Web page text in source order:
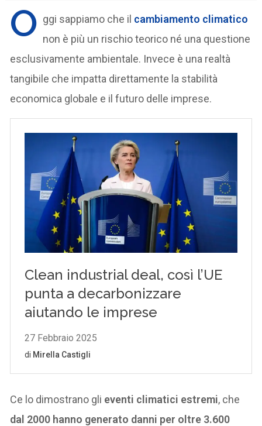
O ggi sappiamo che il cambiamento climatico
non è più un rischio teorico né una questione
esclusivamente ambientale. Invece è una realtà
tangibile che impatta direttamente la stabilità
economica globale e il futuro delle imprese.
Ce lo dimostrano gli eventi climatici estremi, che
dal 2000 hanno generato danni per oltre 3.600